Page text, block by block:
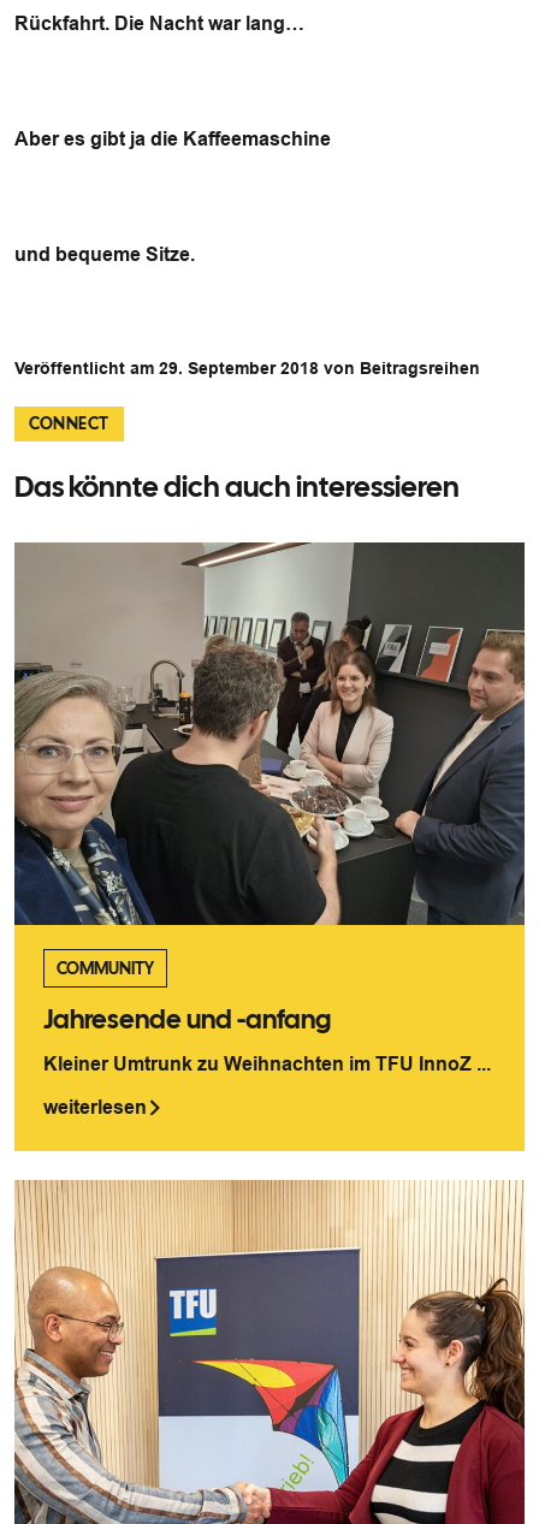
Rückfahrt. Die Nacht war lang…
Aber es gibt ja die Kaffeemaschine
und bequeme Sitze.
Veröffentlicht am 29. September 2018 von Beitragsreihen
CONNECT
Das könnte dich auch interessieren
COMMUNITY
Jahresende und -anfang
Kleiner Umtrunk zu Weihnachten im TFU InnoZ ...
weiterlesen